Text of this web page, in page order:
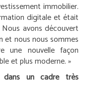
immobilier.
digitale et était
avons découvert
et nous nous sommes
une nouvelle façon
et plus moderne.»
dans un cadre très